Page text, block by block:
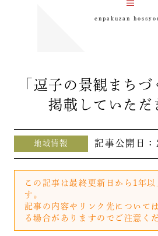
enpakuzan
「逗子の景観まち
掲載していただ
地域情報 記事公開日：
この記事は最終更新日から1年以
す。
記事の内容やリンク先について
る場合がありますのでご注意く